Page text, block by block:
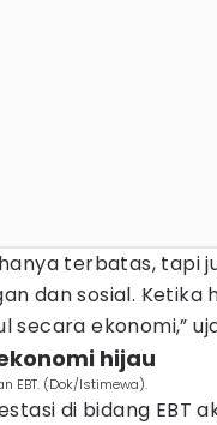
terbatas, tapi
dan sosial. Ketika
secara ekonomi,”
hijau
EBT. (Dok/Istimewa).
di bidang EBT